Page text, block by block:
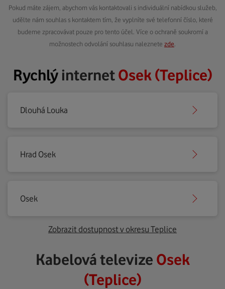
Pokud máte zájem, abychom vás kontaktovali s individuální nabídkou služeb,
udělte nám souhlas s kontaktem tím, že vyplníte své telefonní číslo, které
budeme zpracovávat pouze pro tento účel. Více o ochraně soukromí a
možnostech odvolání souhlasu naleznete zde
RychlýinternetOsek (Teplice)
Dlouhá Louka
Hrad Osek
Osek
Zobrazit dostupnost v okresu Teplice
Kabelová televize Osek
(Teplice)